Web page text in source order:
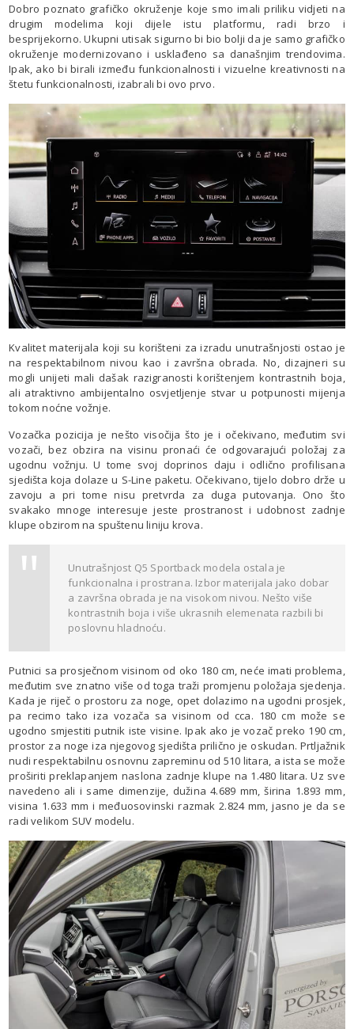
Dobro poznato grafičko okruženje koje smo imali priliku vidjeti na
drugim modelima koji dijele istu platformu, radi brzo i
besprijekorno. Ukupni utisak sigurno bi bio bolji da je samo grafičko
okruženje modernizovano i usklađeno sa današnjim trendovima.
Ipak, ako bi birali između funkcionalnosti i vizuelne kreativnosti na
štetu funkcionalnosti, izabrali bi ovo prvo.
Kvalitet materijala koji su korišteni za izradu unutrašnjosti ostao je
na respektabilnom nivou kao i završna obrada. No, dizajneri su
mogli unijeti mali dašak razigranosti korištenjem kontrastnih boja,
ali atraktivno ambijentalno osvjetljenje stvar u potpunosti mijenja
tokom noćne vožnje.
Vozačka pozicija je nešto visočija što je i očekivano, međutim svi
vozači, bez obzira na visinu pronaći će odgovarajući položaj za
ugodnu vožnju. U tome svoj doprinos daju i odlično profilisana
sjedišta koja dolaze u S-Line paketu. Očekivano, tijelo dobro drže u
zavoju a pri tome nisu pretvrda za duga putovanja. Ono što
svakako mnoge interesuje jeste prostranost i udobnost zadnje
klupe obzirom na spuštenu liniju krova.
Unutrašnjost Q5 Sportback modela ostala je
funkcionalna i prostrana. Izbor materijala jako dobar
a završna obrada je na visokom nivou. Nešto više
kontrastnih boja i više ukrasnih elemenata razbili bi
poslovnu hladnoću.
Putnici sa prosječnom visinom od oko 180 cm, neće imati problema,
međutim sve znatno više od toga traži promjenu položaja sjedenja.
Kada je riječ o prostoru za noge, opet dolazimo na ugodni prosjek,
pa recimo tako iza vozača sa visinom od cca. 180 cm može se
ugodno smjestiti putnik iste visine. Ipak ako je vozač preko 190 cm,
prostor za noge iza njegovog sjedišta prilično je oskudan. Prtljažnik
nudi respektabilnu osnovnu zapreminu od 510 litara, a ista se može
proširiti preklapanjem naslona zadnje klupe na 1.480 litara. Uz sve
navedeno ali i same dimenzije, dužina 4.689 mm, širina 1.893 mm,
visina 1.633 mm i međuosovinski razmak 2.824 mm, jasno je da se
radi velikom SUV modelu.